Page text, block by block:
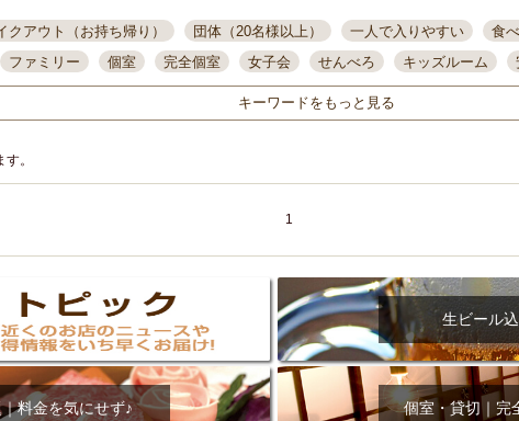
クアウト（お持ち帰り） 団体（20名様以上） 一人で入りやすい 食
ファミリー 個室 完全個室 女子会 せんべろ キッズルーム
一人飲み 誕生日 大人数
ちょい飲み コスパ最高 肉料理 模合 インスタ映え 座敷席
可
県産魚 焼鳥 忘年会コース レモンサワー 観光客に人気
4000円台コース
デリバリー 寿司 クリスマス 和食
ドライ
県庁前駅周辺 旭橋駅周辺 沖縄料理 スイー
～
オリオン 海ぶどう 民謡・生演奏 気軽に一杯
アグー豚 プレミアムモルツ 貝づくし 燻製料理
美栄橋駅周辺
ース3000円
肉の日 おもろまち駅周辺 オープンテラス マトン・
キーワードをもっと見る
。
1
生ビール
料金を気にせず♪ 個室・貸切｜完